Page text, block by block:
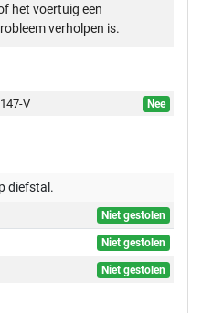
het voertuig een
verholpen is.
V
Nee
diefstal.
Niet gestolen
Niet gestolen
Niet gestolen